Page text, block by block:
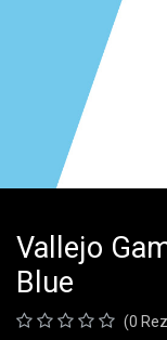
Vallejo
Blue
(0